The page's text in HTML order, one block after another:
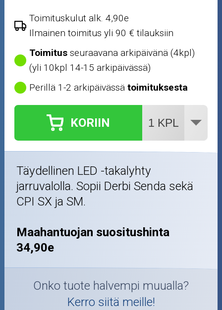
Toimituskulut alk. 4,90e
Ilmainen toimitus yli 90 € tilauksiin
Toimitus seuraavana arkipäivänä (4kpl)
(yli 10kpl 14-15 arkipäivässä)
Perillä 1-2 arkipäivässätoimituksesta
KORIIN
Täydellinen LED -takalyhty
jarruvalolla. Sopii Derbi Senda sekä
CPI SX ja SM.
Maahantuojan suositushinta
34,90e
Onko tuote halvempi muualla?
Kerro siitä meille!